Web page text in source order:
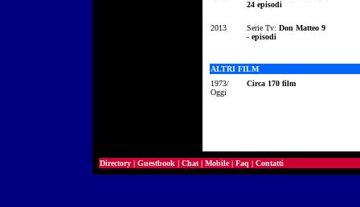
24 episodi
2013 Serie Tv: Don Matteo 9
- episodi
ALTRI FILM
1973/
Oggi
Circa 170 film
Directory | Guestbook | Chat | Mobile| Faq | Contatti